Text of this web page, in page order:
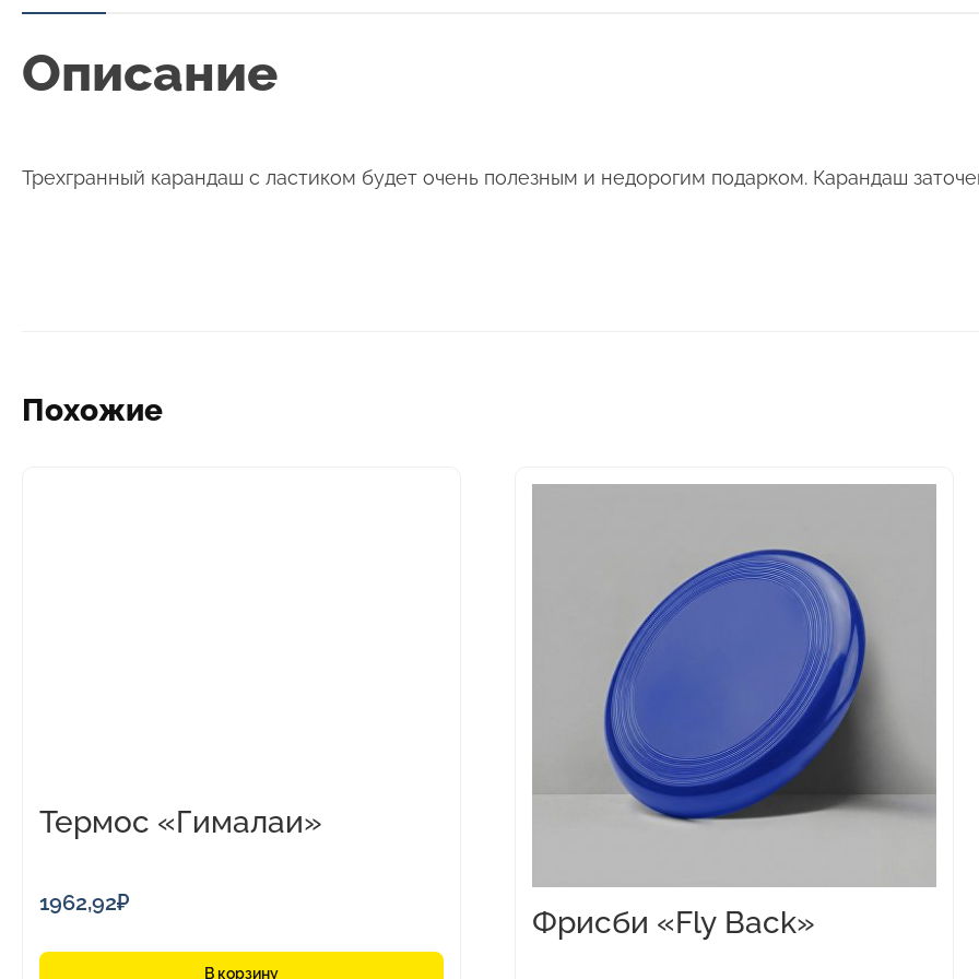
Описание
Трехгранный карандаш с ластиком будет очень полезным и недорогим подарком. Карандаш
Похожие
Термос «Гималаи»
1962,92₽
В корзину
Фрисби «Fly Back»
Этот
странице